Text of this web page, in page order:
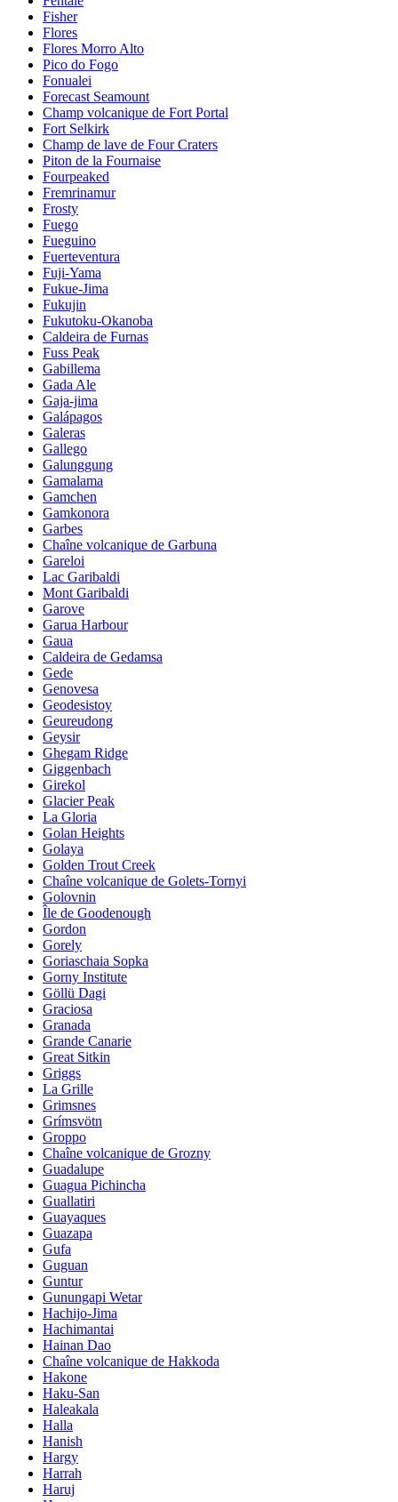
Fisher
Flores
Flores Morro Alto
Pico do Fogo
Fonualei
Forecast Seamount
Champ volcanique de Fort Portal
Fort Selkirk
Champ de lave de Four Craters
Piton de la Fournaise
Fourpeaked
Fremrinamur
Frosty
Fuego
Fueguino
Fuerteventura
Fuji-Yama
Fukue-Jima
Fukujin
Fukutoku-Okanoba
Caldeira de Furnas
Fuss Peak
Gabillema
Gada Ale
Gaja-jima
Galápagos
Galeras
Gallego
Galunggung
Gamalama
Gamchen
Gamkonora
Garbes
Chaîne volcanique de Garbuna
Gareloi
Lac Garibaldi
Mont Garibaldi
Garove
Garua Harbour
Gaua
Caldeira de Gedamsa
Gede
Genovesa
Geodesistoy
Geureudong
Geysir
Ghegam Ridge
Giggenbach
Girekol
Glacier Peak
La Gloria
Golan Heights
Golaya
Golden Trout Creek
Chaîne volcanique de Golets-Tornyi
Golovnin
Île de Goodenough
Gordon
Gorely
Goriaschaia Sopka
Gorny Institute
Göllü Dagi
Graciosa
Granada
Grande Canarie
Great Sitkin
Griggs
La Grille
Grimsnes
Grímsvötn
Groppo
Chaîne volcanique de Grozny
Guadalupe
Guagua Pichincha
Guallatiri
Guayaques
Guazapa
Gufa
Guguan
Guntur
Gunungapi Wetar
Hachijo-Jima
Hachimantai
Hainan Dao
Chaîne volcanique de Hakkoda
Hakone
Haku-San
Haleakala
Halla
Hanish
Hargy
Harrah
Haruj